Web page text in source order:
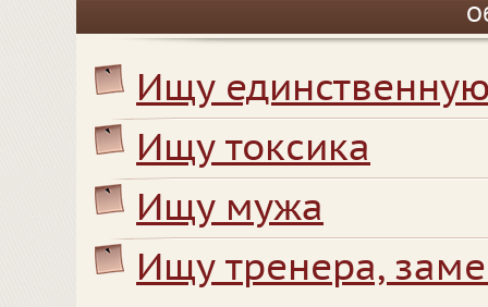
Ищу
Ищу токсика
Ищу мужа
Ищу тренера,